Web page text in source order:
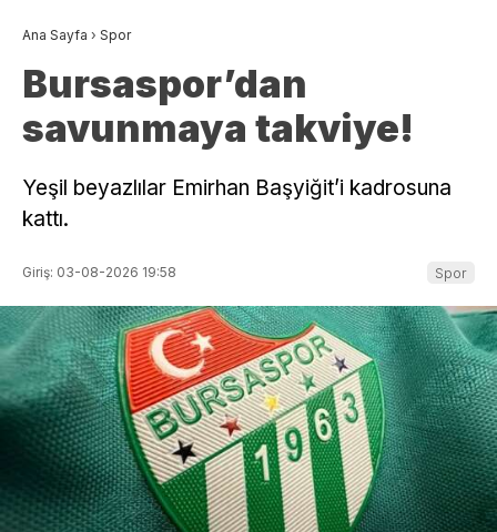
Ana Sayfa › Spor
Bursaspor’dan
savunmaya takviye!
Yeşil beyazlılar Emirhan Başyiğit’i kadrosuna
kattı.
Giriş: 03-08-2026 19:58 Spor